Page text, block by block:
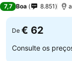
7,7 Boa 8.851
De € 62
Consulte os